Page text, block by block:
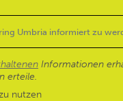
Informationen
erteile.
nutzen